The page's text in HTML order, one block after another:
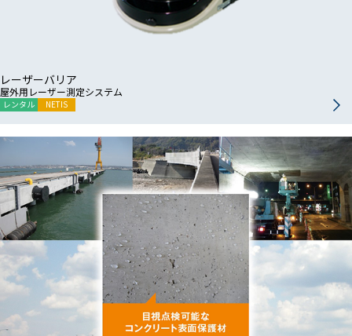
レーザーバリア
屋外用レーザー測定システム
レンタル NETIS